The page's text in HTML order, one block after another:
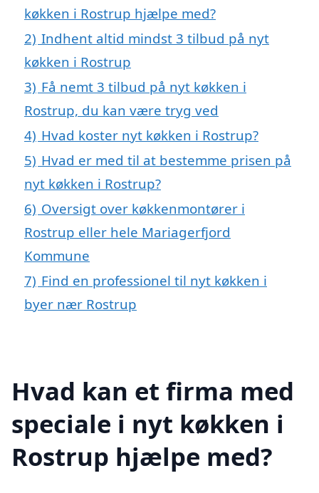
køkken i Rostrup hjælpe med?
2) Indhent altid mindst 3 tilbud på nyt
køkken i Rostrup
3) Få nemt 3 tilbud på nyt køkken i
Rostrup, du kan være tryg ved
4) Hvad koster nyt køkken i Rostrup?
5) Hvad er med til at bestemme prisen på
nyt køkken i Rostrup?
6) Oversigt over køkkenmontører i
Rostrup eller hele Mariagerfjord
Kommune
7) Find en professionel til nyt køkken i
byer nær Rostrup
Hvad kan et firma med
speciale i nyt køkken i
Rostrup hjælpe med?